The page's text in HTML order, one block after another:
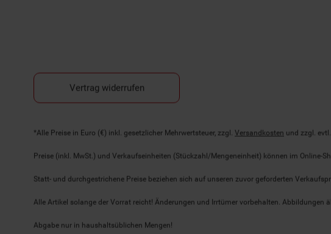
Vertrag widerrufen
Fußnoten
*Alle Preise in Euro (€) inkl. gesetzlicher Mehrwertsteuer, zzgl. Versandkosten und zzgl.
Preise (inkl. MwSt.) und Verkaufseinheiten (Stückzahl/Mengeneinheit) können im Online-
Statt- und durchgestrichene Preise beziehen sich auf unseren zuvor geforderten
Alle Artikel solange der Vorrat reicht! Änderungen und Irrtümer vorbehalten. Abbildungen
Abgabe nur in haushaltsüblichen Mengen!